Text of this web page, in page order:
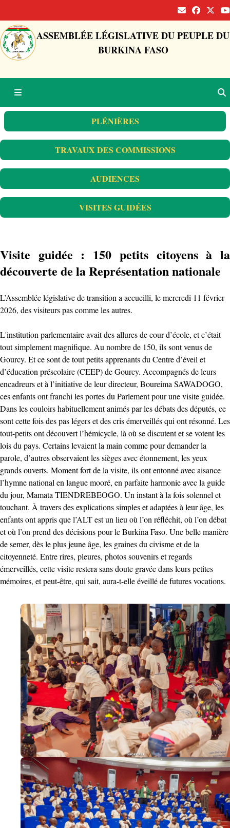
ASSEMBLÉE LÉGISLATIVE DU PEUPLE DU
BURKINA FASO
PLÉNIÈRES
TRAVAUX DES COMMISSIONS
AUDIENCES
VISITES GUIDÉES
Visite guidée : 150 petits citoyens à la
découverte de la Représentation nationale
L’Assemblée législative de transition a accueilli, le mercredi 11 février
2026, des visiteurs pas comme les autres.
L'institution parlementaire avait des allures de cour d’école, et c’était
tout simplement magnifique. Au nombre de 150, ils sont venus de
Gourcy. Et ce sont de tout petits apprenants du Centre d’éveil et
d’éducation préscolaire (CEEP) de Gourcy. Accompagnés de leurs
encadreurs et à l’initiative de leur directeur, Boureima SAWADOGO,
ces enfants ont franchi les portes du Parlement pour une visite guidée.
Dans les couloirs habituellement animés par les débats des députés, ce
sont cette fois des pas légers et des cris émerveillés qui ont résonné. Les
tout-petits ont découvert l’hémicycle, là où se discutent et se votent les
lois du pays. Certains levaient la main comme pour demander la
parole, d’autres observaient les sièges avec étonnement, les yeux
grands ouverts. Moment fort de la visite, ils ont entonné avec aisance
l’hymne national en langue mooré, en parfaite harmonie avec la guide
du jour, Mamata TIENDREBEOGO. Un instant à la fois solennel et
touchant. À travers des explications simples et adaptées à leur âge, les
enfants ont appris que l’ALT est un lieu où l’on réfléchit, où l’on débat
et où l’on prend des décisions pour le Burkina Faso. Une belle manière
de semer, dès le plus jeune âge, les graines du civisme et de la
citoyenneté. Entre rires, pleures, photos souvenirs et regards
émerveillés, cette visite restera sans doute gravée dans leurs petites
mémoires, et peut-être, qui sait, aura-t-elle éveillé de futures vocations.